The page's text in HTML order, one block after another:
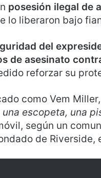
posesión ilegal de
lo liberaron bajo
del
de asesinato
reforzar su
como Vem
una escopeta, una
según un
de Riverside,